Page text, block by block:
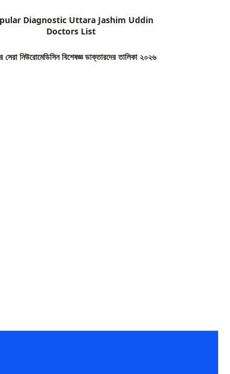
Diagnostic Uttara Jashim Uddin
Doctors List
সেরা নিউরোমেডিসিন বিশেষজ্ঞ ডাক্তারদের তালিকা ২০২৬